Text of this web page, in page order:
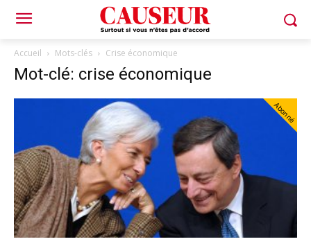
Accueil Mots-clés Crise économique
Mot-clé: crise économique
Abonné